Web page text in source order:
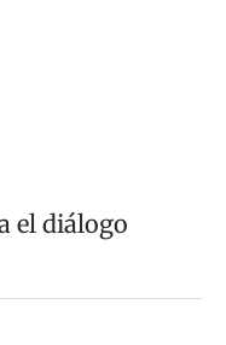
el diálogo